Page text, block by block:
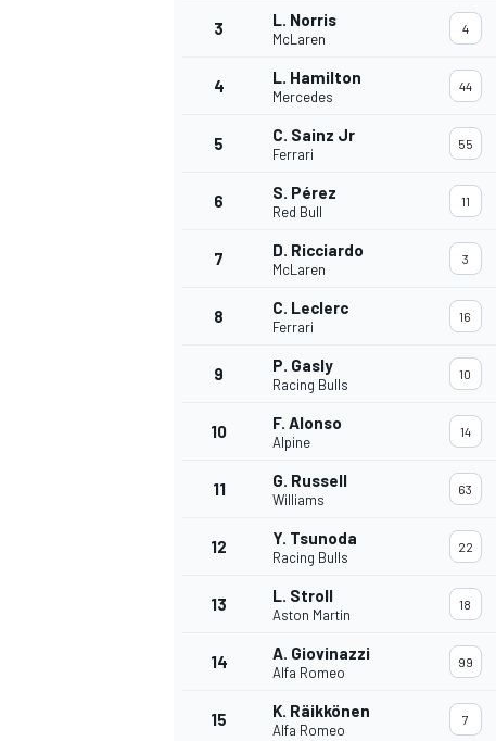
3 L. Norris
McLaren
4
4 L. Hamilton
Mercedes
44
5 C. Sainz Jr
Ferrari
55
6 S. Pérez
Red Bull
11
7 D. Ricciardo
McLaren
3
8 C. Leclerc
Ferrari
16
9 P. Gasly
Racing Bulls
10
10 F. Alonso
Alpine
14
11 G. Russell
Williams
63
12 Y. Tsunoda
Racing Bulls
22
13 L. Stroll
Aston Martin
18
14 A. Giovinazzi
Alfa Romeo
99
15 K. Räikkönen
Alfa Romeo
7